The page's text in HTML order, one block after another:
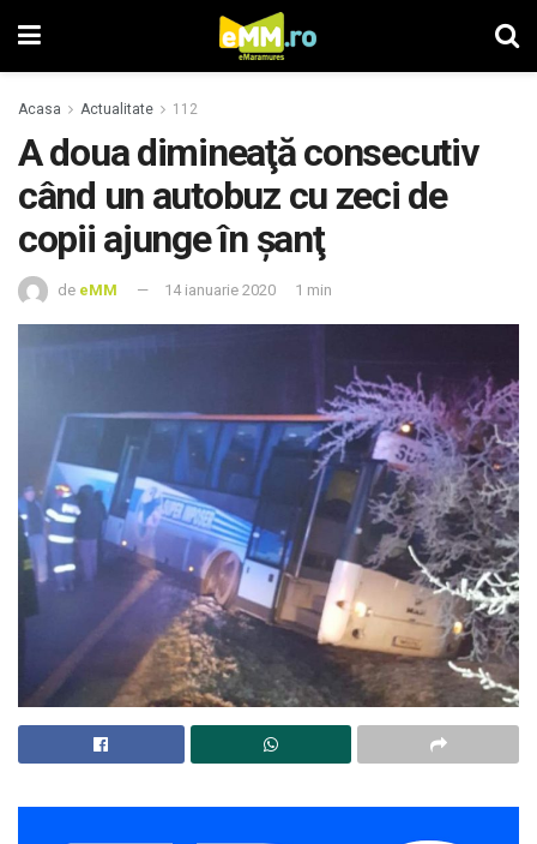
Acasa Actualitate 112
A doua dimineaţă consecutiv
când un autobuz cu zeci de
copii ajunge în şanţ
de eMM 14 ianuarie 2020 1 min